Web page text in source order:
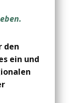
den
ein und